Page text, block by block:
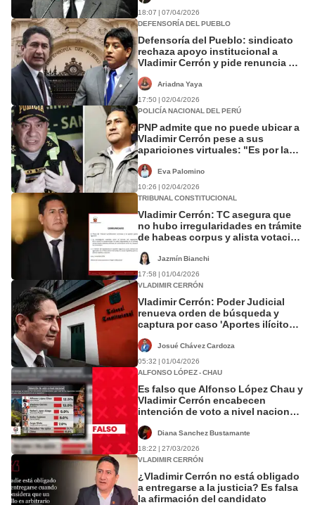
18:07 | 07/04/2026
DEFENSORÍA DEL PUEBLO
Defensoría del Pueblo: sindicato
rechaza apoyo institucional a
Vladimir Cerrón y pide renuncia de
Ariadna Yaya
17:50 | 02/04/2026
POLICÍA NACIONAL DEL PERÚ
PNP admite que no puede ubicar a
Vladimir Cerrón pese a sus
apariciones virtuales: "Es por la
Eva Palomino
10:26 | 02/04/2026
TRIBUNAL CONSTITUCIONAL
Vladimir Cerrón: TC asegura que
no hubo irregularidades en trámite
de habeas corpus y alista votación
Jazmín Bianchi
17:58 | 01/04/2026
VLADIMIR CERRÓN
Vladimir Cerrón: Poder Judicial
renueva orden de búsqueda y
captura por caso 'Aportes ilícitos a
Josué Chávez Cardoza
05:32 | 01/04/2026
ALFONSO LÓPEZ - CHAU
Es falso que Alfonso López Chau y
Vladimir Cerrón encabecen
intención de voto a nivel nacional:
respaldo legal
Diana Sanchez Bustamante
18:22 | 27/03/2026
VLADIMIR CERRÓN
¿Vladimir Cerrón no está obligado
a entregarse a la justicia? Es falsa
la afirmación del candidato